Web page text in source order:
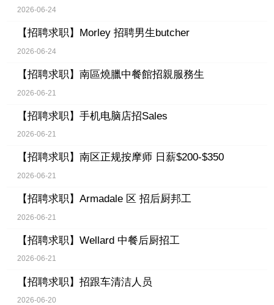
2026-06-24
【招聘求职】 Morley 招聘男生butcher
2026-06-24
【招聘求职】 南區燒臘中餐館招親服務生
2026-06-21
【招聘求职】 手机电脑店招Sales
2026-06-21
【招聘求职】 南区正规按摩师 日薪$200-$350
2026-06-21
【招聘求职】 Armadale 区 招后厨邦工
2026-06-21
【招聘求职】 Wellard 中餐后厨招工
2026-06-21
【招聘求职】 招跟车清洁人员
2026-06-20